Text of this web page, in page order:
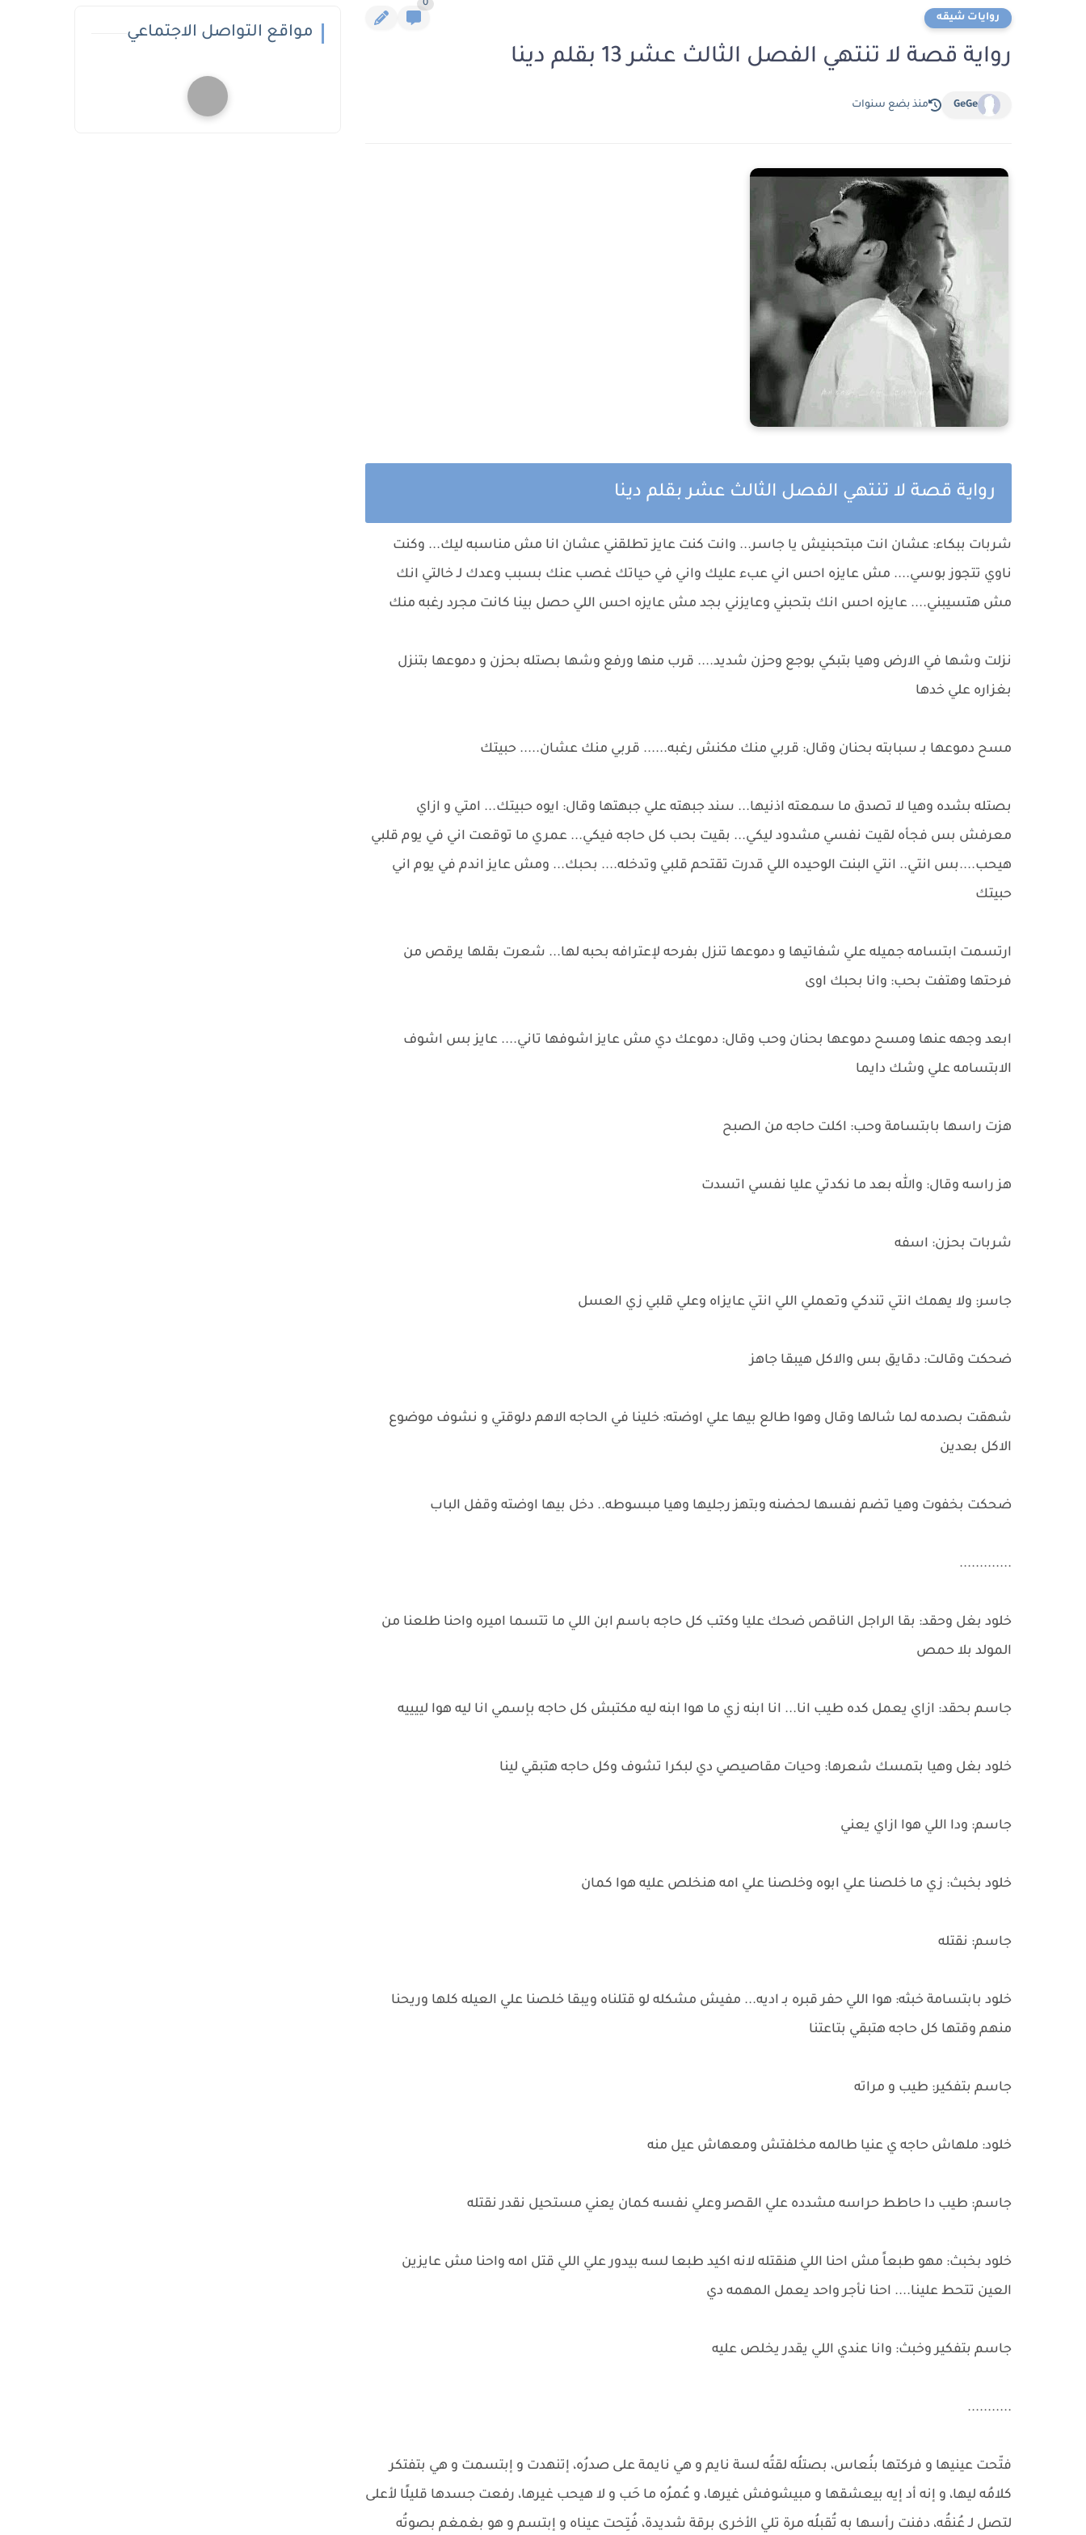
روايات شيقه
0
رواية قصة لا تنتهي الفصل الثالث عشر 13 بقلم دينا
GeGe منذ بضع سنوات
رواية قصة لا تنتهي الفصل الثالث عشر بقلم دينا
شربات ببكاء: عشان انت مبتحبنيش يا جاسر... وانت كنت عايز تطلقني عشان انا مش مناسبه ليك... وكنت
ناوي تتجوز بوسي.... مش عايزه احس اني عبء عليك واني في حياتك غصب عنك بسبب وعدك لـ خالتي انك
مش هتسيبني.... عايزه احس انك بتحبني وعايزني بجد مش عايزه احس اللي حصل بينا كانت مجرد رغبه منك
نزلت وشها في الارض وهيا بتبكي بوجع وحزن شديد.... قرب منها ورفع وشها بصتله بحزن و دموعها بتنزل
بغزاره علي خدها
مسح دموعها بـ سبابته بحنان وقال: قربي منك مكنش رغبه...... قربي منك عشان..... حبيتك
بصتله بشده وهيا لا تصدق ما سمعته اذنيها... سند جبهته علي جبهتها وقال: ايوه حبيتك... امتي و ازاي
معرفش بس فجأه لقيت نفسي مشدود ليكي... بقيت بحب كل حاجه فيكي... عمري ما توقعت اني في يوم قلبي
هيحب....بس انتي.. انتي البنت الوحيده اللي قدرت تقتحم قلبي وتدخله.... بحبك... ومش عايز اندم في يوم اني
حبيتك
ارتسمت ابتسامه جميله علي شفاتيها و دموعها تنزل بفرحه لإعترافه بحبه لها... شعرت بقلها يرقص من
فرحتها وهتفت بحب: وانا بحبك اوى
ابعد وجهه عنها ومسح دموعها بحنان وحب وقال: دموعك دي مش عايز اشوفها تاني.... عايز بس اشوف
الابتسامه علي وشك دايما
هزت راسها بابتسامة وحب: اكلت حاجه من الصبح
هز راسه وقال: والله بعد ما نكدتي عليا نفسي اتسدت
شربات بحزن: اسفه
جاسر: ولا يهمك انتي تندكي وتعملي اللي انتي عايزاه وعلي قلبي زي العسل
ضحكت وقالت: دقايق بس والاكل هيبقا جاهز
شهقت بصدمه لما شالها وقال وهوا طالع بيها علي اوضته: خلينا في الحاجه الاهم دلوقتي و نشوف موضوع
الاكل بعدين
ضحكت بخفوت وهيا تضم نفسها لحضنه وبتهز رجليها وهيا مبسوطه.. دخل بيها اوضته وقفل الباب
.............
خلود بغل وحقد: بقا الراجل الناقص ضحك عليا وكتب كل حاجه باسم ابن اللي ما تتسما اميره واحنا طلعنا من
المولد بلا حمص
جاسم بحقد: ازاي يعمل كده طيب انا... انا ابنه زي ما هوا ابنه ليه مكتبش كل حاجه بإسمي انا ليه هوا لييييه
خلود بغل وهيا بتمسك شعرها: وحيات مقاصيصي دي لبكرا تشوف وكل حاجه هتبقي لينا
جاسم: ودا اللي هوا ازاي يعني
خلود بخبث: زي ما خلصنا علي ابوه وخلصنا علي امه هنخلص عليه هوا كمان
جاسم: نقتله
خلود بابتسامة خبثه: هوا اللي حفر قبره بـ اديه... مفيش مشكله لو قتلناه ويبقا خلصنا علي العيله كلها وريحنا
منهم وقتها كل حاجه هتبقي بتاعتنا
جاسم بتفكير: طيب و مراته
خلود: ملهاش حاجه ي عنيا طالمه مخلفتش ومعهاش عيل منه
جاسم: طيب دا حاطط حراسه مشدده علي القصر وعلي نفسه كمان يعني مستحيل نقدر نقتله
خلود بخبث: مهو طبعاً مش احنا اللي هنقتله لانه اكيد طبعا لسه بيدور علي اللي قتل امه واحنا مش عايزين
العين تتحط علينا.... احنا نأجر واحد يعمل المهمه دي
جاسم بتفكير وخبث: وانا عندي اللي يقدر يخلص عليه
...........
فتّحت عينيها و فركتها بنُعاس، بصتلُه لقتُه لسة نايم و هي نايمة على صدرُه، إتنهدت و إبتسمت و هي بتفتكر
كلامُه ليها، و إنه أد إيه بيعشقها و مبيشوفش غيرها، و عُمرُه ما حَب و لا هيحب غيرها، رفعت جسدها قليلًا لأعلى
لتصل لـ عُنقُه، دفنت رأسها به تُقبلُه مرة تلي الأخرى برقة شديدة، فُتِحت عيناه و إبتسم و هو بغمغم بصوتُه
مواقع التواصل الاجتماعي